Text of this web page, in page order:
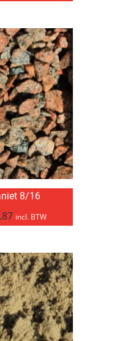
8/16
incl. BTW